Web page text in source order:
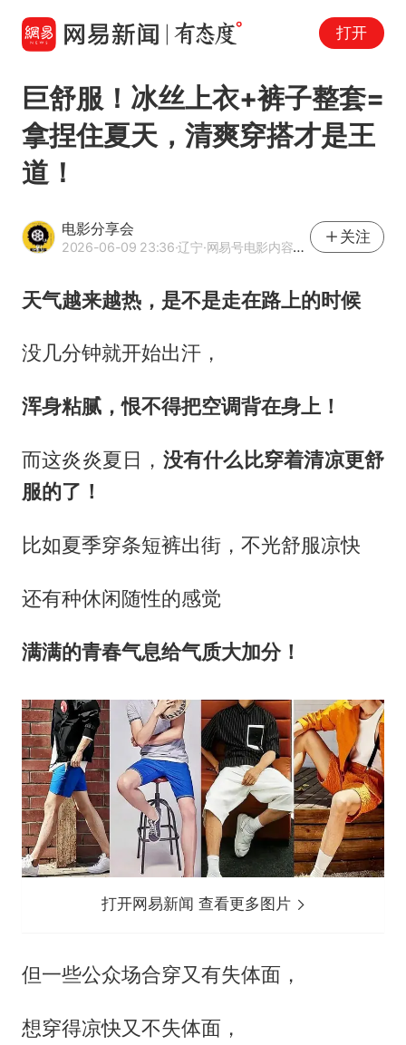
打开
巨舒服！冰丝上衣+裤子整套=
拿捏住夏天，清爽穿搭才是王
道！
电影分享会
2026-06-09 23:36·辽宁·网易号电影内容作者
关注
天气越来越热，是不是走在路上的时候
没几分钟就开始出汗，
浑身粘腻，恨不得把空调背在身上！
而这炎炎夏日， 没有什么比穿着清凉更舒
服的了！
比如夏季穿条短裤出街，不光舒服凉快
还有种休闲随性的感觉
满满的青春气息给气质大加分！
打开网易新闻 查看更多图片
但一些公众场合穿又有失体面，
想穿得凉快又不失体面，